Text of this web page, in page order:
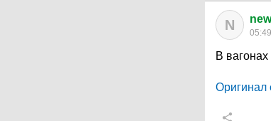
N
В
Оригинал